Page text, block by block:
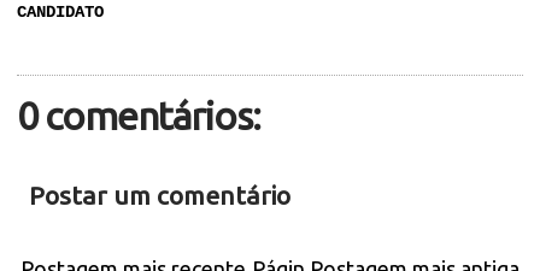
CANDIDATO
0 comentários:
Postar um comentário